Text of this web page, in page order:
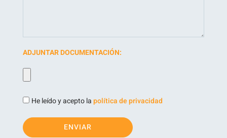
ADJUNTAR DOCUMENTACIÓN:
He leído y acepto lapolítica de privacidad
ENVIAR